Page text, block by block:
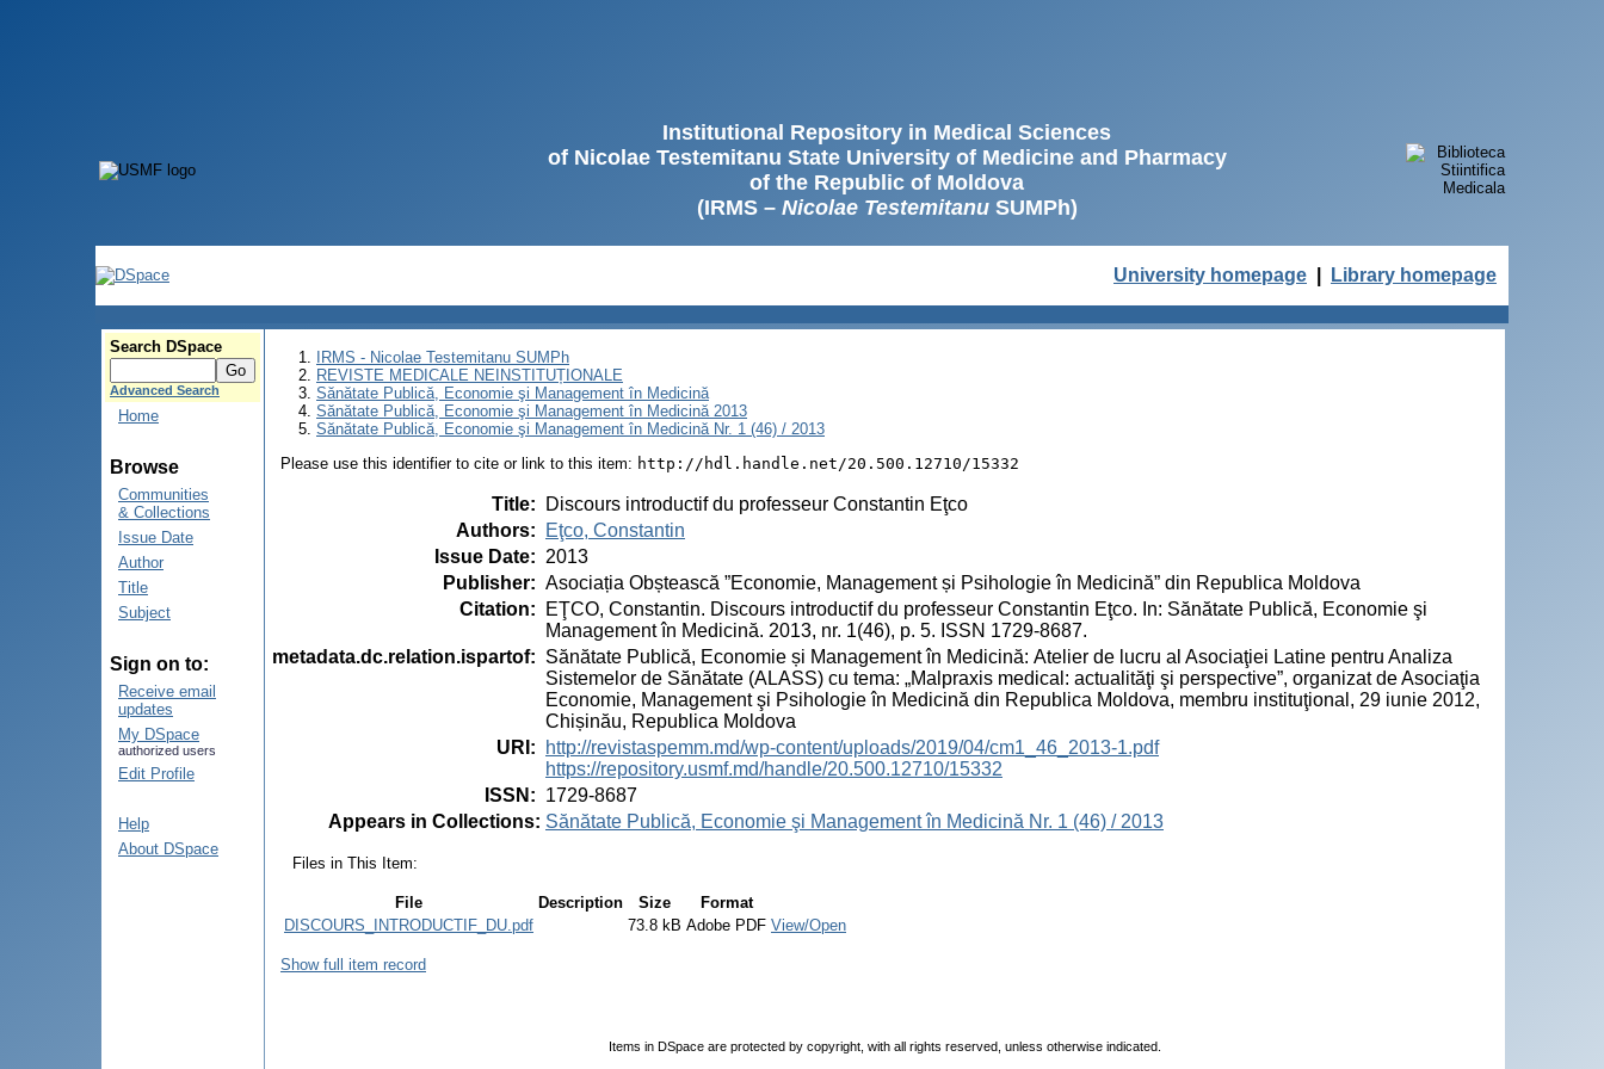
Institutional Repository in Medical Sciences
of Nicolae Testemitanu State University of Medicine and Pharmacy
of the Republic of Moldova
(IRMS – Nicolae TestemitanuSUMPh)
University homepage Library homepage
Search DSpace
Advanced Search
Home
Browse
Communities
& Collections
Issue Date
Author
Title
Subject
Sign on to:
Receive email
updates
My DSpace
authorized users
Edit Profile
Help
About DSpace
IRMS - Nicolae Testemitanu SUMPh
REVISTE MEDICALE NEINSTITUȚIONALE
Sănătate Publică, Economie şi Management în Medicină
Sănătate Publică, Economie şi Management în Medicină 2013
Sănătate Publică, Economie şi Management în Medicină Nr. 1 (46) / 2013
Please use this identifier to cite or link to this item: http://hdl.handle.net/20.500.12710/15332
Title:
Discours introductif du professeur Constantin Eţco
Authors:
Eţco, Constantin
Issue Date: 2013
Publisher: Asociația Obștească ”Economie, Management și Psihologie în Medicină” din Republica Moldova
Citation:
EŢCO, Constantin. Discours introductif du professeur Constantin Eţco. In: Sănătate Publică, Economie şi
Management în Medicină. 2013, nr. 1(46), p. 5. ISSN 1729-8687.
metadata.dc.relation.ispartof: Sănătate Publică, Economie și Management în Medicină: Atelier de lucru al Asociaţiei Latine pentru Analiza
Sistemelor de Sănătate (ALASS) cu tema: „Malpraxis medical: actualităţi şi perspective”, organizat de Asociaţia
Economie, Management şi Psihologie în Medicină din Republica Moldova, membru instituţional, 29 iunie 2012,
Chișinău, Republica Moldova
URI :
http://revistaspemm.md/wp-content/uploads/2019/04/cm1_46_2013-1.pdf
https://repository.usmf.md/handle/20.500.12710/15332
ISSN : 1729-8687
Appears in Collections: Sănătate Publică, Economie şi Management în Medicină Nr. 1 (46) / 2013
Files in This Item:
File Description Size
Format
DISCOURS_INTRODUCTIF_DU.pdf
73.8 kB Adobe PDF View/Open
Show full item record
Items in DSpace are protected by copyright, with all rights reserved, unless otherwise indicated.